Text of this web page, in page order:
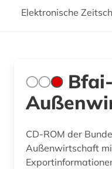
Elektronische
CD-ROM der
Außenwirtschaft